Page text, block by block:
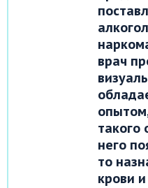
врач
такого
него
то
крови